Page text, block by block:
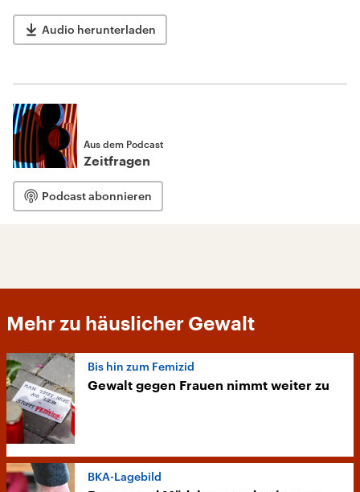
Audio herunterladen
Aus dem Podcast
Zeitfragen
Podcast abonnieren
Mehr zu häuslicher Gewalt
Bis hin zum Femizid
Gewalt gegen Frauen nimmt weiter zu
BKA-Lagebild